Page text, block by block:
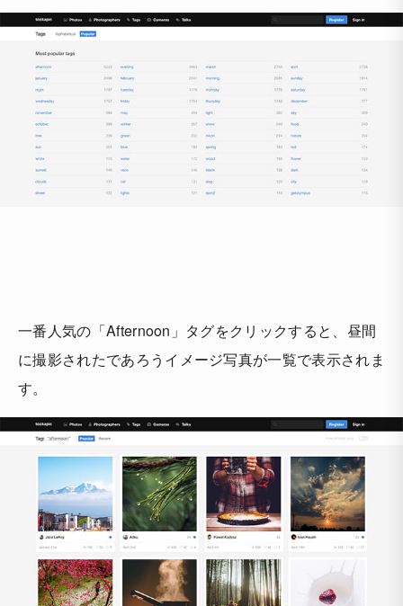
一番人気の「Afternoon」タグをクリックすると、昼間
に撮影されたであろうイメージ写真が一覧で表示されま
す。